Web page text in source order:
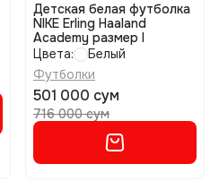
Детская белая футболка
NIKE Erling Haaland
Academy размер l
Цвета:
Белый
Футболки
501 000 сум
716 000 сум